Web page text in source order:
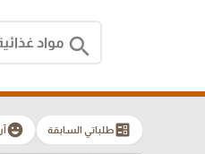
search
ballotطلباتي السابقة emoji_emotions